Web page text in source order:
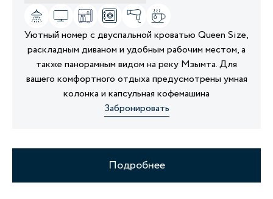
Уютный номер с двуспальной кроватью Queen Size,
раскладным диваном и удобным рабочим местом, а
также панорамным видом на реку Мзымта. Для
вашего комфортного отдыха предусмотрены умная
колонка и капсульная кофемашина
Забронировать
Подробнее